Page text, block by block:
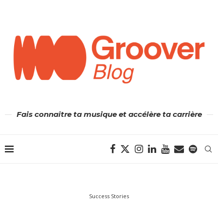
Fais connaître ta musique et accélère ta carrière
Success Stories